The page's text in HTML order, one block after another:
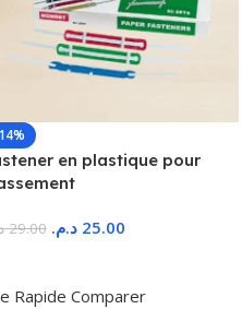
en plastique pour
29.00 25.00 د.م.
Rapide Comparer